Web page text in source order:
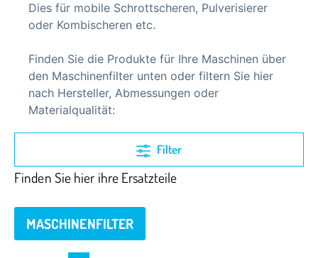
Dies für mobile Schrottscheren, Pulverisierer
oder Kombischeren etc.
Finden Sie die Produkte für Ihre Maschinen über
den Maschinenfilter unten oder filtern Sie hier
nach Hersteller, Abmessungen oder
Materialqualität:
Filter
Finden Sie hier ihre Ersatzteile
MASCHINENFILTER